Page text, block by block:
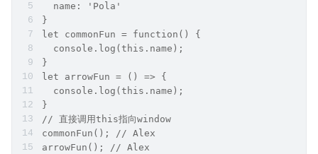
  name: 'Pola'
}
let commonFun = function() {
  console.log(this.name);
}
let arrowFun = () => {
  console.log(this.name);
}
// 直接调用this指向window
commonFun(); // Alex
arrowFun(); // Alex